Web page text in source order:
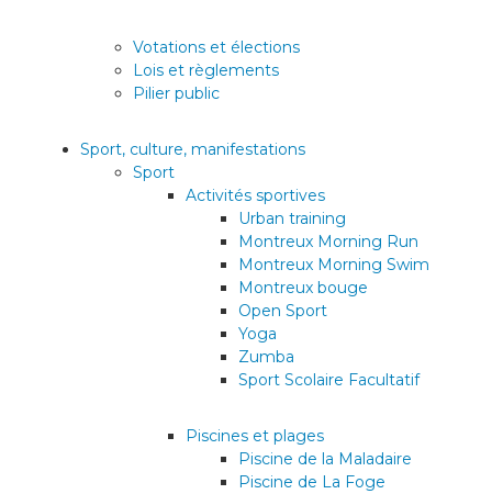
Votations et élections
Lois et règlements
Pilier public
Sport, culture, manifestations
Sport
Activités sportives
Urban training
Montreux Morning Run
Montreux Morning Swim
Montreux bouge
Open Sport
Yoga
Zumba
Sport Scolaire Facultatif
Piscines et plages
Piscine de la Maladaire
Piscine de La Foge